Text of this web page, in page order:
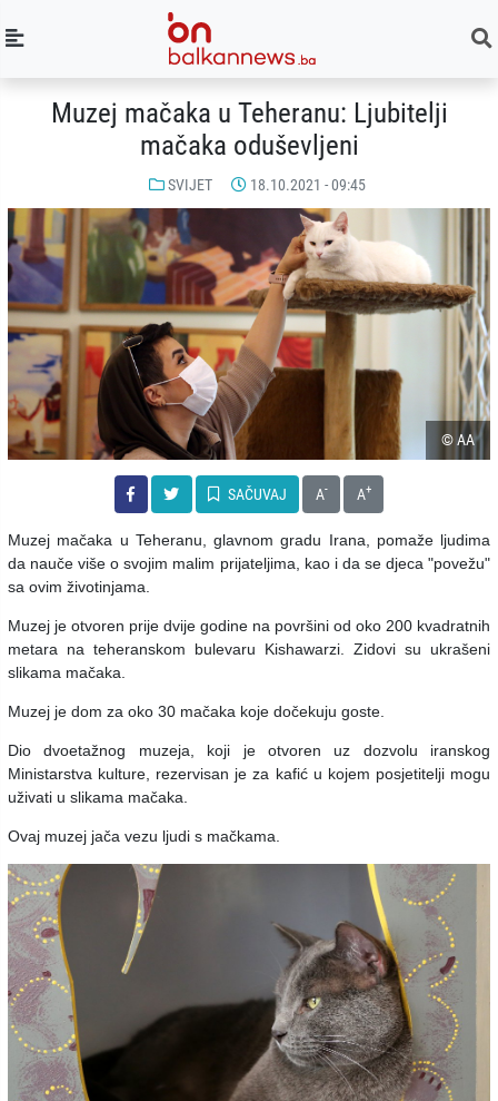
Muzej mačaka u Teheranu: Ljubitelji
mačaka oduševljeni
SVIJET 18.10.2021 - 09:45
© AA
SAČUVAJ A- A+
Muzej mačaka u Teheranu, glavnom gradu Irana, pomaže ljudima
da nauče više o svojim malim prijateljima, kao i da se djeca "povežu"
sa ovim životinjama.
Muzej je otvoren prije dvije godine na površini od oko 200 kvadratnih
metara na teheranskom bulevaru Kishawarzi. Zidovi su ukrašeni
slikama mačaka.
Muzej je dom za oko 30 mačaka koje dočekuju goste.
Dio dvoetažnog muzeja, koji je otvoren uz dozvolu iranskog
Ministarstva kulture, rezervisan je za kafić u kojem posjetitelji mogu
uživati u slikama mačaka.
Ovaj muzej jača vezu ljudi s mačkama.